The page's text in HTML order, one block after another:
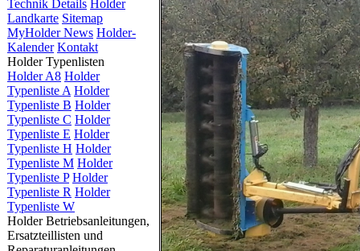
Technik Details Holder
Landkarte Sitemap
MyHolder News Holder-
Kalender Kontakt
Holder Typenlisten
Holder A8 Holder
Typenliste A Holder
Typenliste B Holder
Typenliste C Holder
Typenliste E Holder
Typenliste H Holder
Typenliste M Holder
Typenliste P Holder
Typenliste R Holder
Typenliste W
Holder Betriebsanleitungen,
Ersatzteillisten und